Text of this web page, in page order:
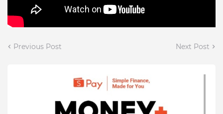
Previous Post Next Post